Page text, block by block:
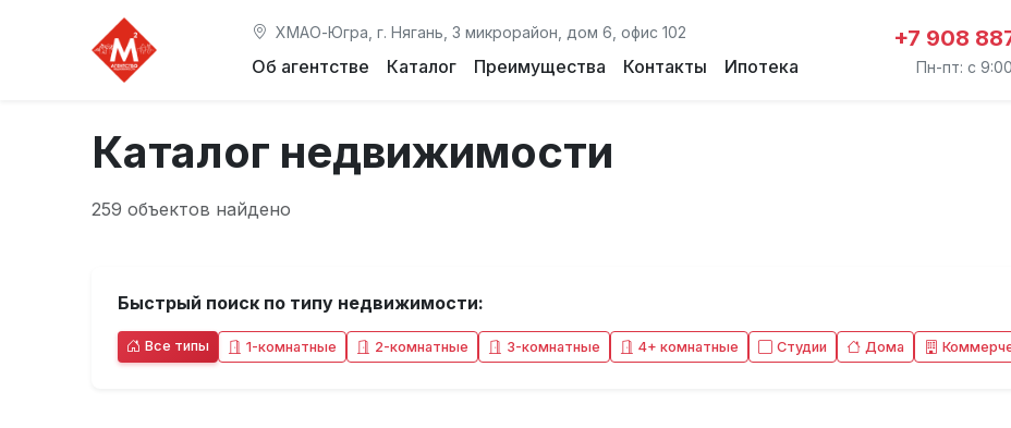
ХМАО-Югра, г. Нягань, 3 микрорайон, дом 6, офис 102
Об агентстве Каталог Преимущества Контакты Ипотека
+7 908
Пн-пт: с
Каталог недвижимости
259 объектов найдено
Быстрый поиск по типу недвижимости:
Все типы 1-комнатные 2-комнатные 3-комнатные 4+ комнатные Студии Дома